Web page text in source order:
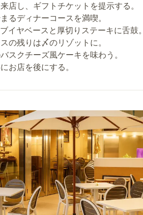
店し、ギフトチケットを提示する。
るディナーコースを満喫。
イヤベースと厚切りステーキに舌鼓。
の残りは〆のリゾットに。
スクチーズ風ケーキを味わう。